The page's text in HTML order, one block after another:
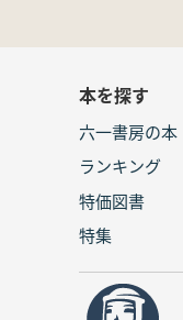
本を探す
六一書房の本
ランキング
特価図書
特集